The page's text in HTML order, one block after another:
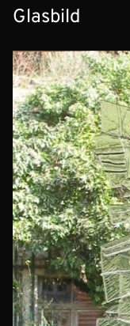
Glasbild